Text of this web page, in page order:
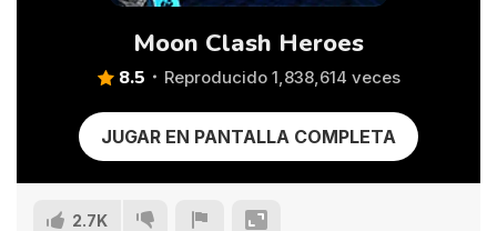
Moon Clash Heroes
8.5 Reproducido 1,838,614 veces
JUGAR EN PANTALLA COMPLETA
2.7K